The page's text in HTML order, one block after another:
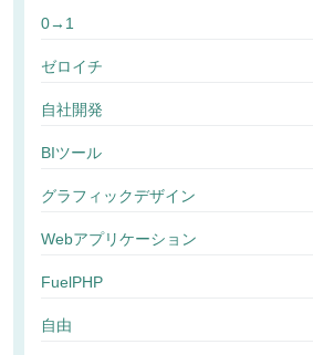
0→1
ゼロイチ
自社開発
BIツール
グラフィックデザイン
Webアプリケーション
FuelPHP
自由